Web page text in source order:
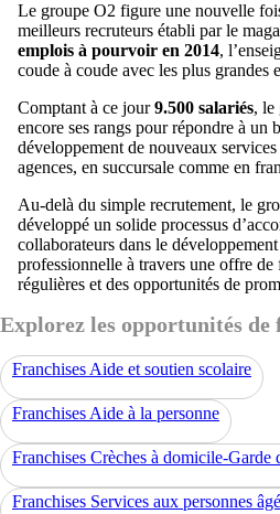
Le groupe O2 figure une nouvelle
meilleurs recruteurs établi par le
emplois à pourvoir en 2014,
coude à coude avec les plus grandes
Comptant à ce jour9.500 salariés, le
encore ses rangs pour répondre à un
développement de nouveaux
agences, en succursale comme en
Au-delà du simple recrutement, le
développé un solide processus
collaborateurs dans le
professionnelle à travers une offre
régulières et des opportunités de
Explorez les opportunités de
Franchises Aide et soutien scolaire
Franchises Aide à la personne
Franchises Crèches à domicile-Garde
Franchises Services aux personnes